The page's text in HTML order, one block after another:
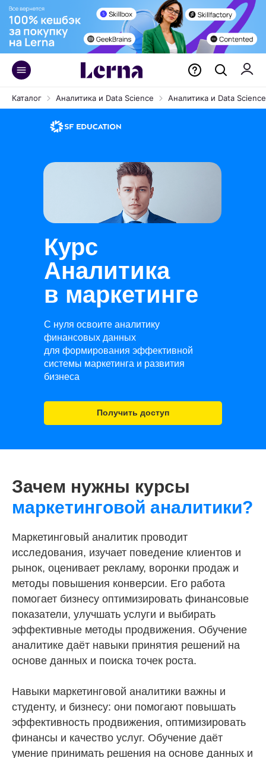
Каталог Аналитика и Data Science Аналитика и Data
Курс
Аналитика
в маркетинге
С нуля освоите аналитику
финансовых данных
для формирования эффективной
системы маркетинга и развития
бизнеса
Получить доступ
Зачем нужны курсы
маркетинговой аналитики?
Маркетинговый аналитик проводит
исследования, изучает поведение клиентов и
рынок, оценивает рекламу, воронки продаж и
методы повышения конверсии. Его работа
помогает бизнесу оптимизировать финансовые
показатели, улучшать услуги и выбирать
эффективные методы продвижения. Обучение
аналитике даёт навыки принятия решений на
основе данных и поиска точек роста.
Навыки маркетинговой аналитики важны и
студенту, и бизнесу: они помогают повышать
эффективность продвижения, оптимизировать
финансы и качество услуг. Обучение даёт
умение принимать решения на основе данных и